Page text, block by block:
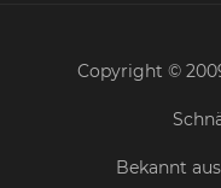
Copyright ©
Bekannt